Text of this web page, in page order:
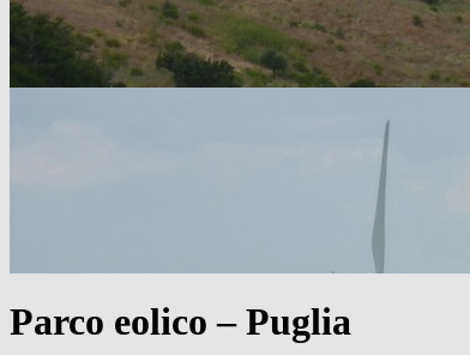
Parco eolico –Puglia